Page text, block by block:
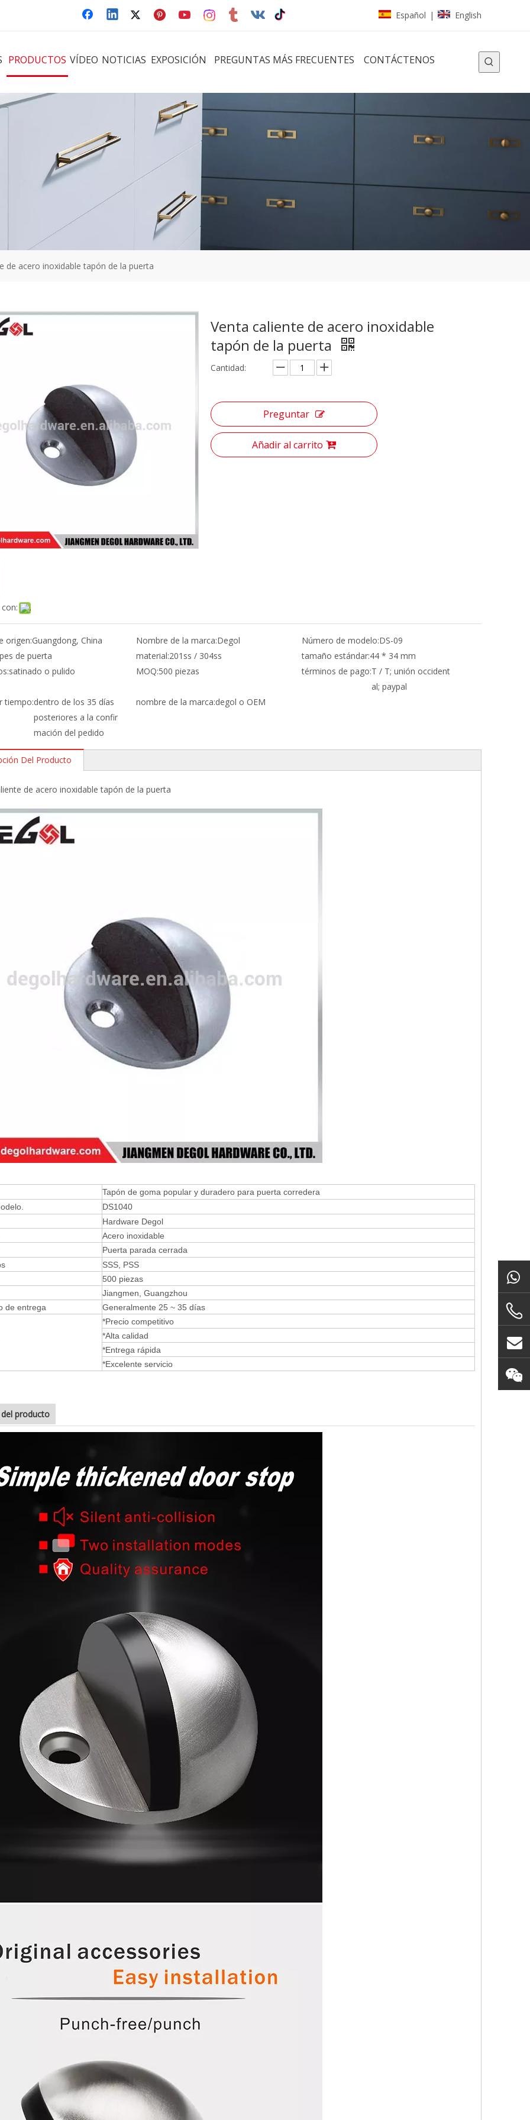
Español | English
PRODUCTOS VÍDEO NOTICIAS EXPOSICIÓN PREGUNTAS MÁS FRECUENTES CONTÁCTENOS
de acero inoxidable tapón de la puerta
Venta caliente de acero inoxidable
tapón de la puerta
Cantidad:
Preguntar
Añadir al carrito
origen:Guangdong, China Nombre de la marca:Degol Número de modelo:DS-09
de puerta material:201ss / 304ss tamaño estándar:44 * 34 mm
satinado o pulido MOQ:500 piezas términos de pago:T / T; unión occident
al; paypal
tiempo:dentro de los 35 días
posteriores a la confir
mación del pedido
nombre de la marca:degol o OEM
Del Producto
de acero inoxidable tapón de la puerta
Tapón de goma popular y duradero para puerta corredera
DS1040
Hardware Degol
Acero inoxidable
Puerta parada cerrada
SSS, PSS
500 piezas
Jiangmen, Guangzhou
de entrega
Generalmente 25 ~ 35 días
*Precio competitivo
*Alta calidad
*Entrega rápida
*Excelente servicio
producto